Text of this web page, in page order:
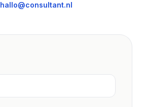
hallo@consultant.nl